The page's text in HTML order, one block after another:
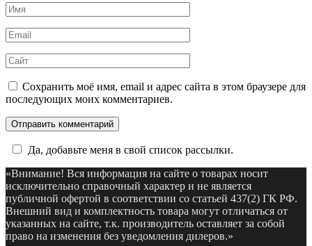
Имя
*
Email
*
Сайт
Сохранить моё имя, email и адрес сайта в этом браузере для
последующих моих комментариев.
Да, добавьте меня в свой список рассылки.
«Внимание! Вся информация на сайте о товарах носит
исключительно справочный характер и не является
публичной офертой в соответствии со статьей 437(2) ГК РФ.
Внешний вид и комплектность товара могут отличаться от
указанных на сайте, т.к. производитель оставляет за собой
право на изменения без уведомления дилеров.»